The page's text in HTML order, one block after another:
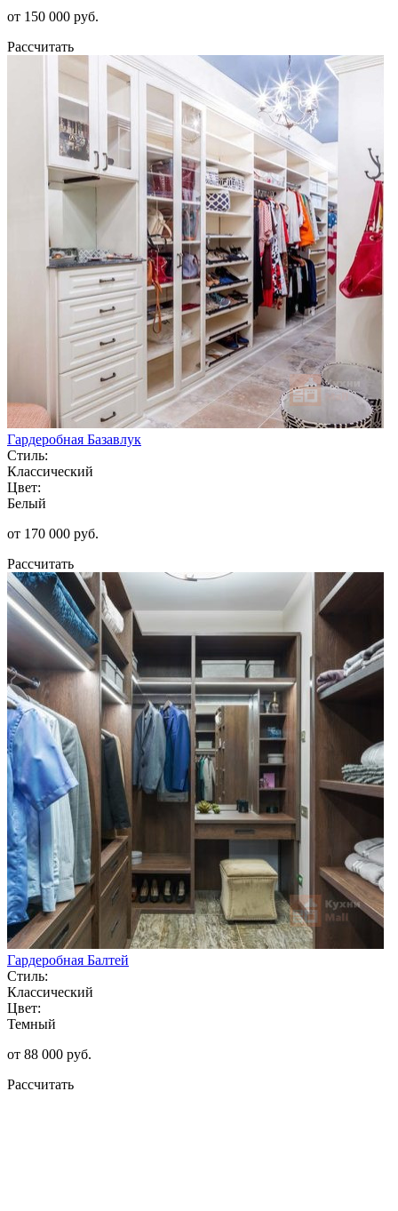
от 150 000 руб.
Рассчитать
Гардеробная Базавлук
Стиль:
Классический
Цвет:
Белый
от 170 000 руб.
Рассчитать
Гардеробная Балтей
Стиль:
Классический
Цвет:
Темный
от 88 000 руб.
Рассчитать